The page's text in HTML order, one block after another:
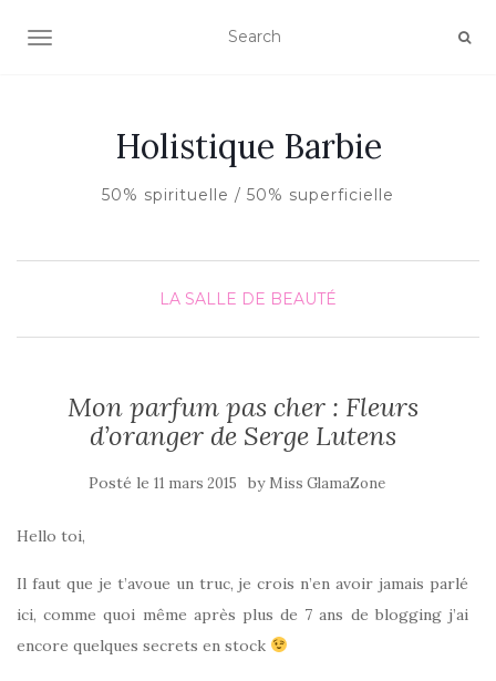
AFFICHER/MASQUER LA NAVIGATION
Holistique Barbie
50% spirituelle / 50% superficielle
LA SALLE DE BEAUTÉ
Mon parfum pas cher : Fleurs
d’oranger de Serge Lutens
Posté le 11 mars 2015 by Miss GlamaZone
Hello toi,
Il faut que je t’avoue un truc, je crois n’en avoir jamais parlé
ici, comme quoi même après plus de 7 ans de blogging j’ai
encore quelques secrets en stock